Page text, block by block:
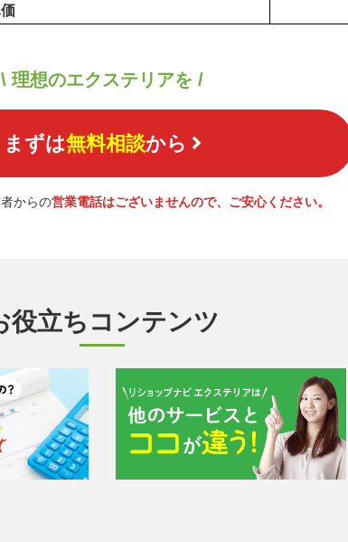
\ 理想のエクステリアを /
まずは無料相談から
からの営業電話はございませんので、ご安心ください。
役立ちコンテンツ